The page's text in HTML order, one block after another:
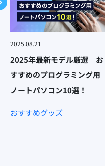
2025.08.21
2025年最新モデル厳選｜お
すすめのプログラミング用
ノートパソコン10選！
おすすめグッズ